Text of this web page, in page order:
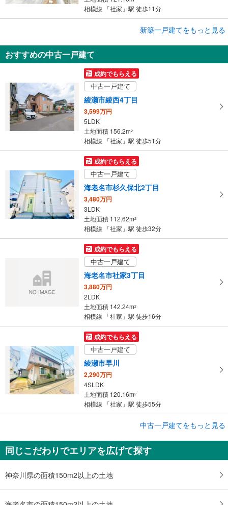
相模線 「社家」駅 徒歩11分
海老名市社家2丁目
3,080万円
3LDK
土地面積 100.86m
相模線 「社家」駅 徒歩14分
新築一戸建てをもっと見る
おすすめの中古一戸建て
成約でもらえる
中古一戸建て
綾瀬市綾西4丁目
3,599万円
5LDK
土地面積 156.2m2
相模線 「社家」駅 徒歩51分
成約でもらえる
中古一戸建て
海老名市杉久保北2丁目
3,480万円
3LDK
土地面積 112.62m2
相模線 「社家」駅 徒歩32分
成約でもらえる
中古一戸建て
海老名市社家3丁目
3,880万円
2LDK
土地面積 142.24m2
相模線 「社家」駅 徒歩16分
成約でもらえる
中古一戸建て
綾瀬市早川
2,290万円
4SLDK
土地面積 120.16m2
相模線 「社家」駅 徒歩55分
海老名市社家3丁目
2,599万円
3SLDK
土地面積 67.5m
相模線 「社家」駅 徒歩15分
中古一戸建てをもっと見る
同じこだわりでエリアを広げて探す
神奈川県の面積150m2以上の土地